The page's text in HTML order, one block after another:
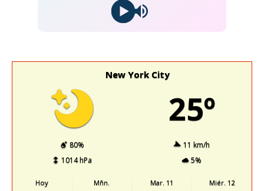
New York City
25º
80%
11 km/h
1014 hPa
5%
Hoy
Mñn.
Mar. 11
Miér. 12